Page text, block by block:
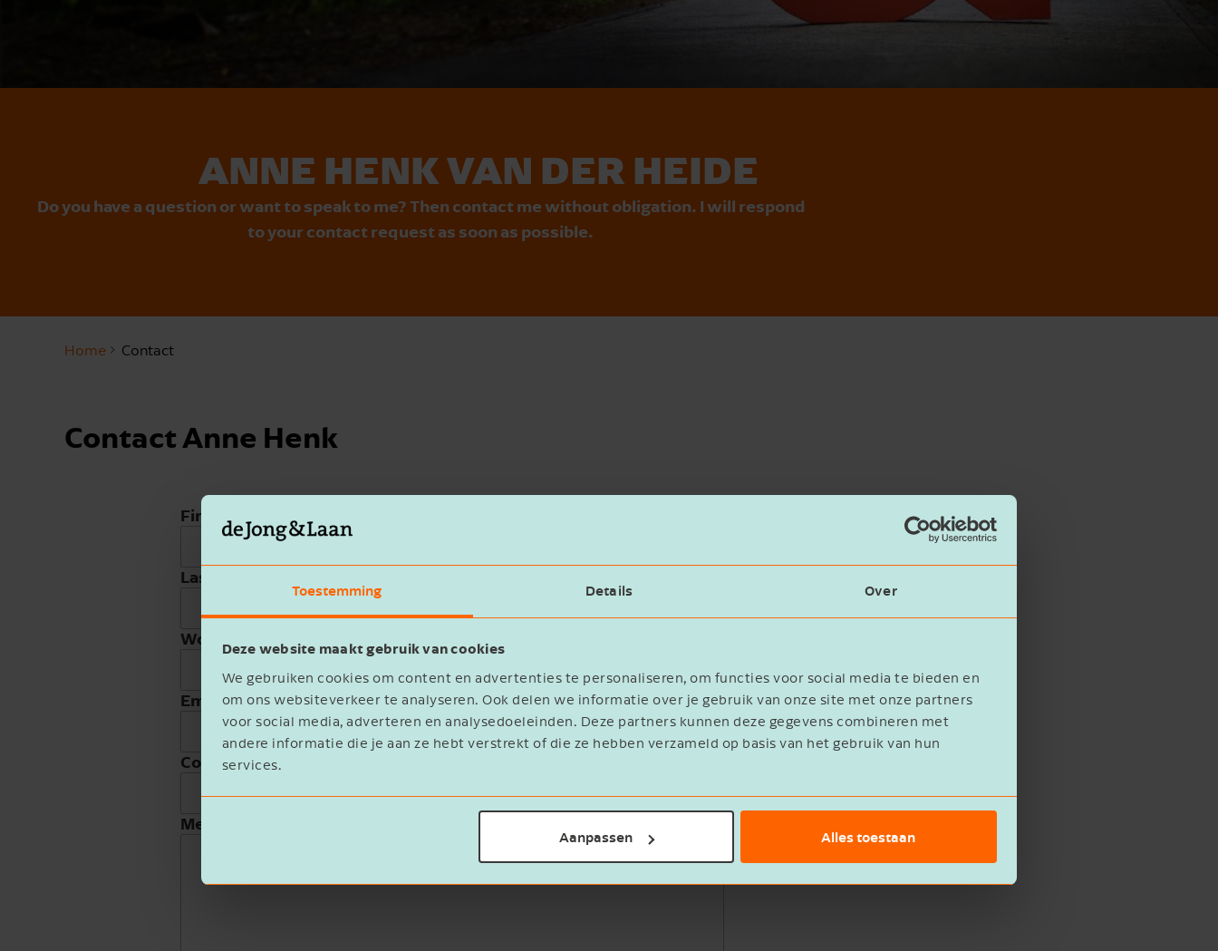
Toestemming Details Over
Deze website maakt gebruik van cookies
We gebruiken cookies om content en advertenties te personaliseren, om functies voor social media te bieden en
om ons websiteverkeer te analyseren. Ook delen we informatie over je gebruik van onze site met onze partners
voor social media, adverteren en analysedoeleinden. Deze partners kunnen deze gegevens combineren met
andere informatie die je aan ze hebt verstrekt of die ze hebben verzameld op basis van het gebruik van hun
services.
Aanpassen Alles toestaan
ANNE HENK VAN DER HEIDE
Do you have a question or want to speak to me? Then contact me without obligation. I will respond
to your contact request as soon as possible.
Home Contact
Contact Anne Henk
First name
Last name
Work phone
Email address
Company name
Message